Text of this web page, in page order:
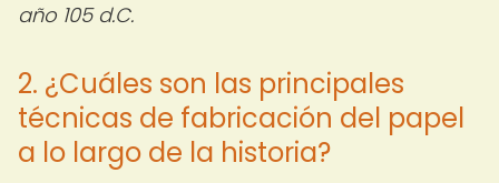
año 105 d.C.
2. ¿Cuáles son las principales
técnicas de fabricación del papel
a lo largo de la historia?